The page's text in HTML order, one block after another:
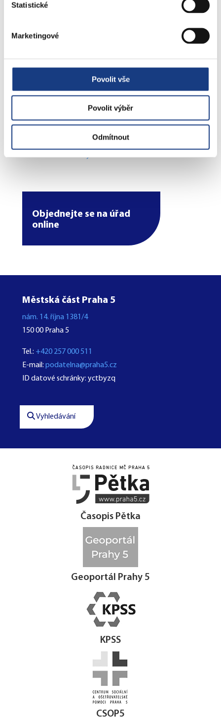
Statistické
Marketingové
Povolit vše
Povolit výběr
Odmítnout
Matriční záležitosti
Přestupky obecné
Štefánikova 17
Bytové záležitosti
Objednejte se na úřad
online
Městská část Praha 5
nám. 14. října 1381/4
150 00 Praha 5
Tel.: +420 257 000 511
E-mail: podatelna@praha5.cz
ID datové schránky: yctbyzq
Vyhledávání
 
Časopis Pětka
Geoportál Prahy 5
KPSS
CSOP5